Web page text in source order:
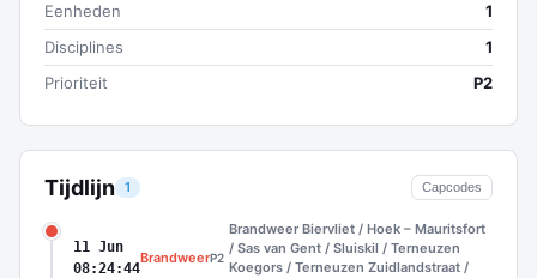
Tijdlijn 1 Capcodes
11 Jun
08:24:44
BrandweerP2
Brandweer Biervliet / Hoek – Mauritsfort
/ Sas van Gent / Sluiskil / Terneuzen
Koegors / Terneuzen Zuidlandstraat /
Eenheden
1
Disciplines
1
Prioriteit
P2